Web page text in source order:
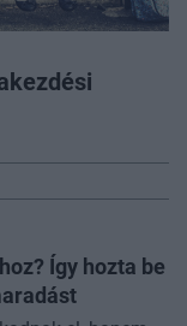
Így hozta be